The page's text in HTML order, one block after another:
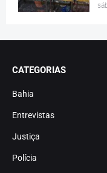
CATEGORIAS
Bahia
Entrevistas
Justiça
Polícia